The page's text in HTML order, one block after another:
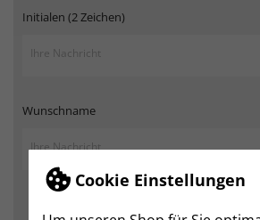
Cookie Einstellungen
Initialen (2 Zeichen)
Wunschname